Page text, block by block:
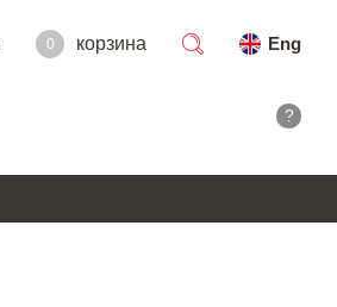
0 корзина
Eng
?